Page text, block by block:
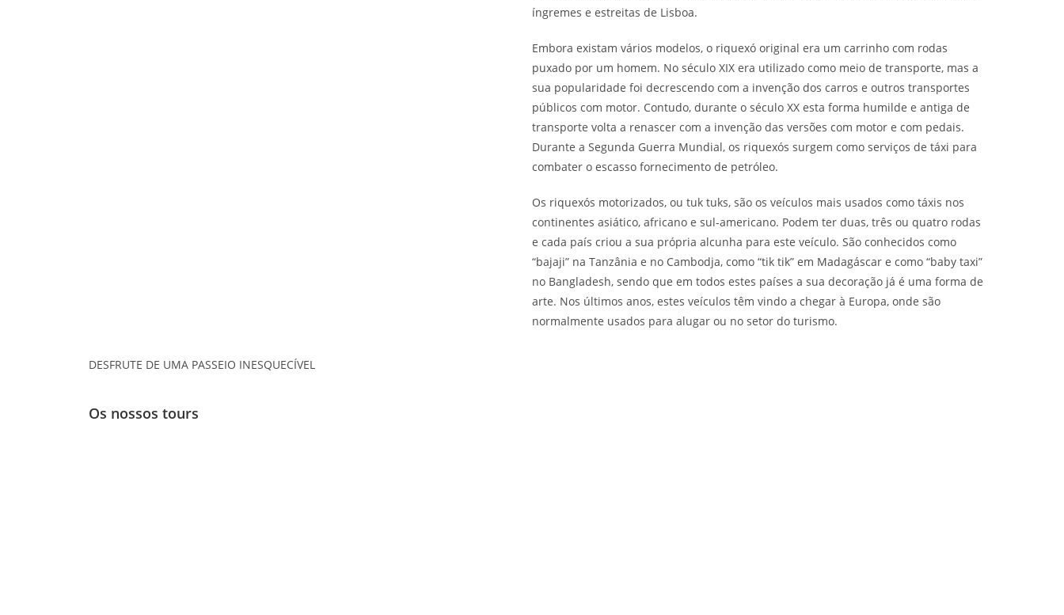
íngremes e estreitas de Lisboa.
Embora existam vários modelos, o riquexó original era um carrinho com rodas
puxado por um homem. No século XIX era utilizado como meio de transporte, mas a
sua popularidade foi decrescendo com a invenção dos carros e outros transportes
públicos com motor. Contudo, durante o século XX esta forma humilde e antiga de
transporte volta a renascer com a invenção das versões com motor e com pedais.
Durante a Segunda Guerra Mundial, os riquexós surgem como serviços de táxi para
combater o escasso fornecimento de petróleo.
Os riquexós motorizados, ou tuk tuks, são os veículos mais usados como táxis nos
continentes asiático, africano e sul-americano. Podem ter duas, três ou quatro rodas
e cada país criou a sua própria alcunha para este veículo. São conhecidos como
“bajaji” na Tanzânia e no Cambodja, como “tik tik” em Madagáscar e como “baby taxi”
no Bangladesh, sendo que em todos estes países a sua decoração já é uma forma de
arte. Nos últimos anos, estes veículos têm vindo a chegar à Europa, onde são
normalmente usados para alugar ou no setor do turismo.
DESFRUTE DE UMA PASSEIO INESQUECÍVEL
Os nossos tours